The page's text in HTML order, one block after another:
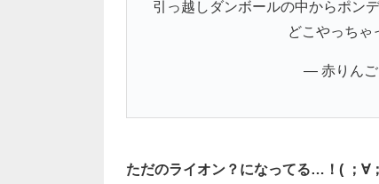
引っ越しダンボールの中からポン
どこやっちゃ
— 赤りんご
ただのライオン？になってる…！( ；∀